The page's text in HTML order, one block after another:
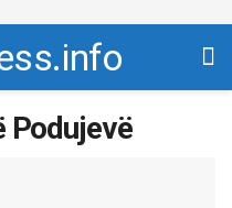
Podujevë